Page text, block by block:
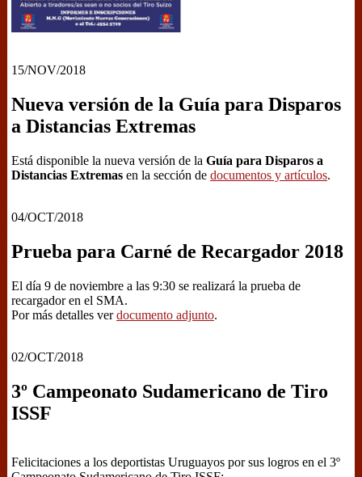
15/NOV/2018
Nueva versión de la Guía para Disparos
a Distancias Extremas
Está disponible la nueva versión de la Guía para Disparos a
Distancias Extremas en la sección de documentos y artículos.
04/OCT/2018
Prueba para Carné de Recargador 2018
El día 9 de noviembre a las 9:30 se realizará la prueba de
recargador en el SMA.
Por más detalles verdocumento adjunto.
02/OCT/2018
3º Campeonato Sudamericano de Tiro
ISSF
Felicitaciones a los deportistas Uruguayos por sus logros en el 3º